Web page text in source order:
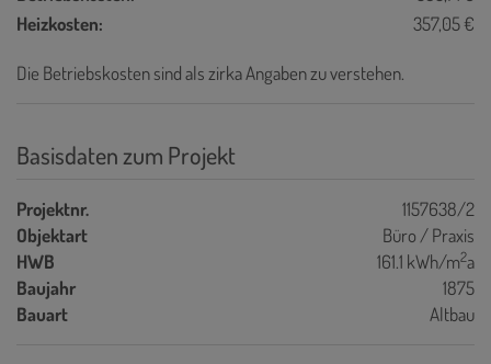
Heizkosten:
357,05 €
Die Betriebskosten sind als zirka Angaben zu verstehen.
Basisdaten zum Projekt
Projektnr.
1157638/2
Objektart
Büro / Praxis
HWB
161.1 kWh/m2a
Baujahr
1875
Bauart
Altbau